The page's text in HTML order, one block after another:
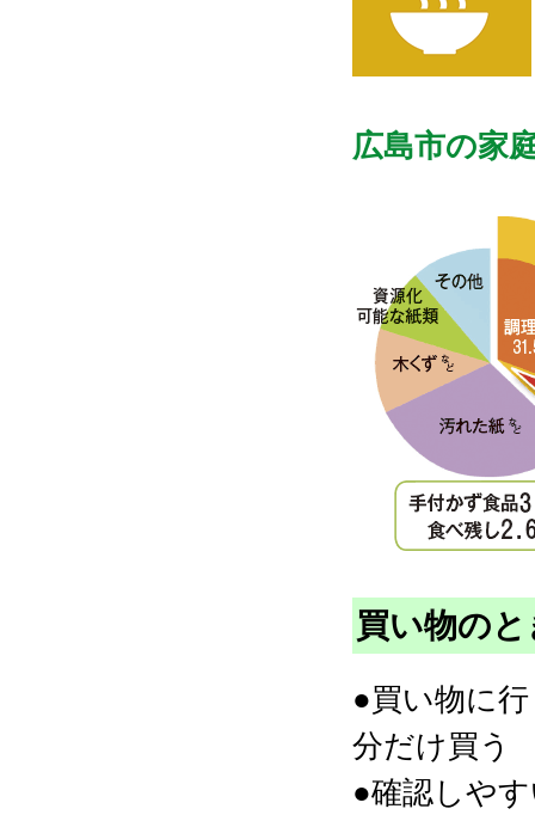
広島市の家
買い物の
●買い物に
分だけ買う
●確認しや